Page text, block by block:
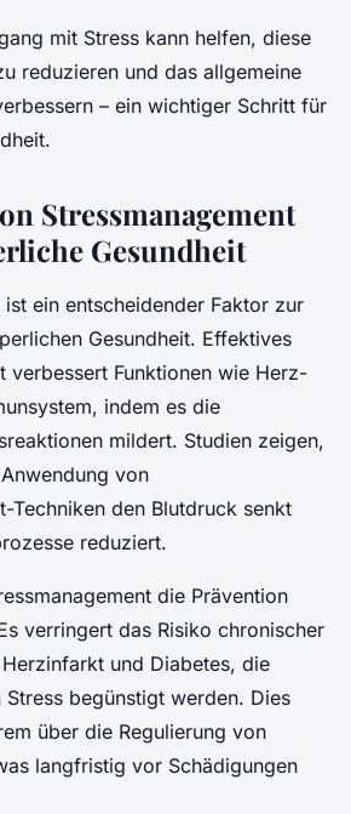
mit Stress kann helfen, diese
reduzieren und das allgemeine
– ein wichtiger Schritt für
Stressmanagement
Gesundheit
ein entscheidender Faktor zur
Gesundheit. Effektives
verbessert Funktionen wie Herz-
indem es die
mildert. Studien zeigen,
von
Techniken den Blutdruck senkt
reduziert.
die Prävention
verringert das Risiko chronischer
und Diabetes, die
begünstigt werden. Dies
über die Regulierung von
langfristig vor Schädigungen